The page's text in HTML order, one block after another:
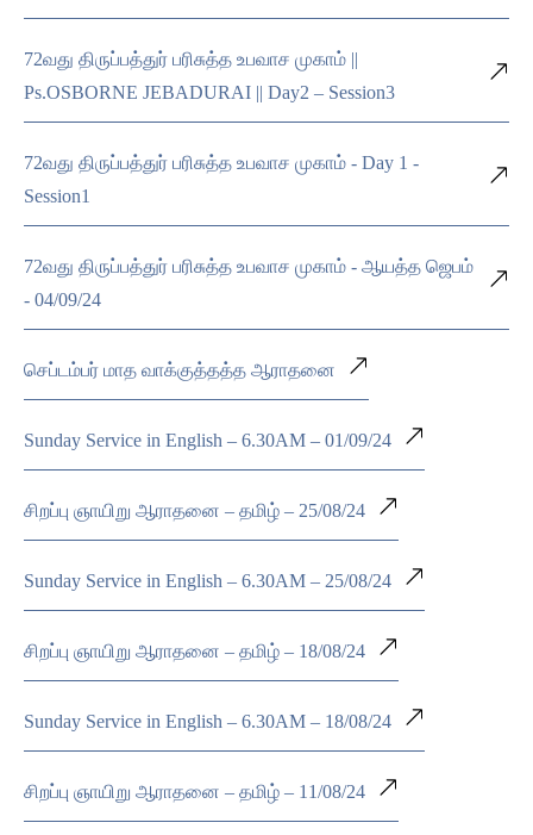
72வது திருப்பத்துர் பரிசுத்த உபவாச முகாம் ||
Ps.OSBORNE JEBADURAI || Day2 – Session3
72வது திருப்பத்துர் பரிசுத்த உபவாச முகாம் - Day 1 -
Session1
72வது திருப்பத்துர் பரிசுத்த உபவாச முகாம் - ஆயத்த ஜெபம்
- 04/09/24
செப்டம்பர் மாத வாக்குத்தத்த ஆராதனை
Sunday Service in English – 6.30AM – 01/09/24
சிறப்பு ஞாயிறு ஆராதனை – தமிழ் – 25/08/24
Sunday Service in English – 6.30AM – 25/08/24
சிறப்பு ஞாயிறு ஆராதனை – தமிழ் – 18/08/24
Sunday Service in English – 6.30AM – 18/08/24
சிறப்பு ஞாயிறு ஆராதனை – தமிழ் – 11/08/24